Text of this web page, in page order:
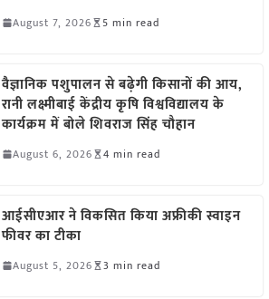
August 7, 2026 5 min read
वैज्ञानिक पशुपालन से बढ़ेगी किसानों की आय,
रानी लक्ष्मीबाई केंद्रीय कृषि विश्वविद्यालय के
कार्यक्रम में बोले शिवराज सिंह चौहान
August 6, 2026 4 min read
आईसीएआर ने विकसित किया अफ्रीकी स्वाइन
फीवर का टीका
August 5, 2026 3 min read